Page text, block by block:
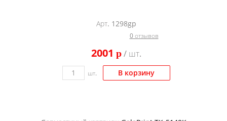
Арт. 1298gp
0 отзывов
2001 p/ шт.
шт. В корзину